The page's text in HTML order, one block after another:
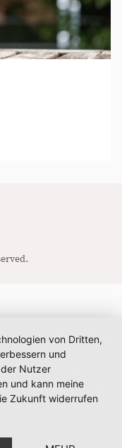
von Dritten,
und
Nutzer
und kann meine
Zukunft widerrufen